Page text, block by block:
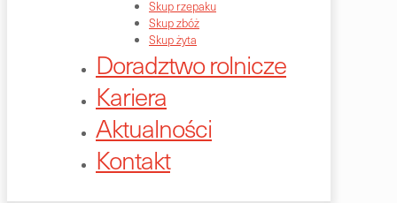
Skup rzepaku
Skup zbóż
Skup żyta
Doradztwo rolnicze
Kariera
Aktualności
Kontakt